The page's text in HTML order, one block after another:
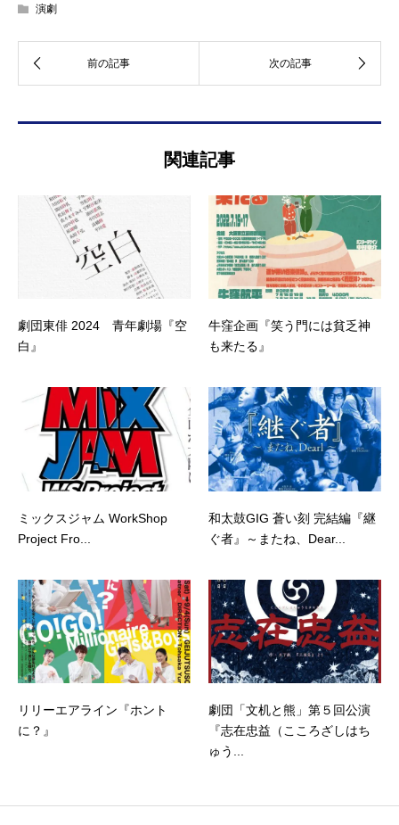
演劇
関連記事
劇団東俳 2024 青年劇場『空
白』
牛窪企画『笑う門には貧乏神
も来たる』
ミックスジャム WorkShop
Project Fro...
和太鼓GIG 蒼い刻 完結編『継
ぐ者』～またね、Dear...
リリーエアライン『ホント
に？』
劇団「文机と熊」第５回公演
『志在忠益（こころざしはち
ゅう...